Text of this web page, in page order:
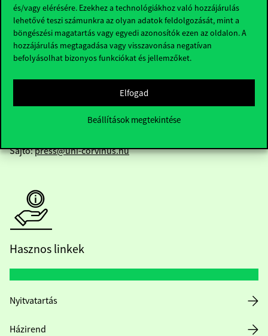
és/vagy elérésére. Ezekhez a technológiákhoz való hozzájárulás
lehetővé teszi számunkra az olyan adatok feldolgozását, mint a
böngészési magatartás vagy egyedi azonosítók ezen az oldalon. A
hozzájárulás megtagadása vagy visszavonása negatívan
befolyásolhat bizonyos funkciókat és jellemzőket.
Elfogad
Beállítások megtekintése
Telefonszám:+36 1 482 5000
Kérdésed van a felvételivel kapcsolatban?
HUB jelenlegi hallgatóinknak
Sajtó:press@uni-corvinus.hu
Hasznos linkek
Nyitvatartás
Házirend